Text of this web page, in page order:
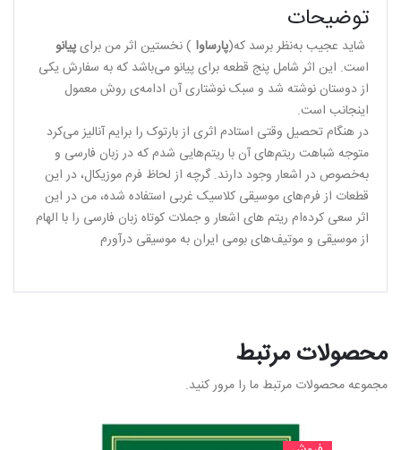
توضیحات
شاید عجیب به‌نظر برسد که(پارساوا ) نخستین اثر من برایپیانو
است. این اثر شامل پنج قطعه برای پیانو می‌باشد که به سفارش یکی
از دوستان نوشته شد و سبک نوشتاری آن ادامه‌ی روش معمول
اینجانب است.
در هنگام تحصیل وقتی استادم اثری از بارتوک را برایم آنالیز می‌کرد
متوجه شباهت ریتم‌های آن با ریتم‌هایی شدم که در زبان فارسی و
به‌خصوص در اشعار وجود دارند. گرچه از لحاظ فرم موزیکال، در این
قطعات از فرم‌های موسیقی کلاسیک غربی استفاده شده، من در این
اثر سعی کرده‌ام ریتم های اشعار و جملات کوتاه زبان فارسی را با الهام
از موسیقی و موتیف‌های بومی ایران به موسیقی در‌آورم
محصولات مرتبط
مجموعه محصولات مرتبط ما را مرور کنید.